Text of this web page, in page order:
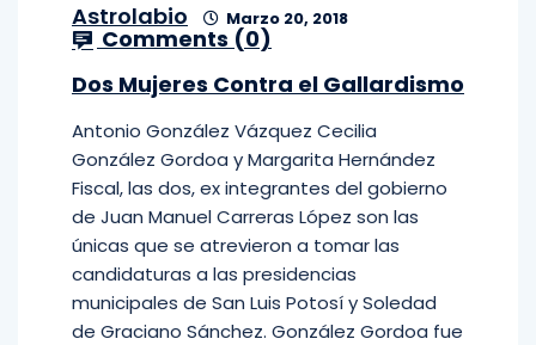
Astrolabio Marzo 20, 2018
Comments (0)
Dos Mujeres Contra el Gallardismo
Antonio González Vázquez Cecilia
González Gordoa y Margarita Hernández
Fiscal, las dos, ex integrantes del gobierno
de Juan Manuel Carreras López son las
únicas que se atrevieron a tomar las
candidaturas a las presidencias
municipales de San Luis Potosí y Soledad
de Graciano Sánchez. González Gordoa fue